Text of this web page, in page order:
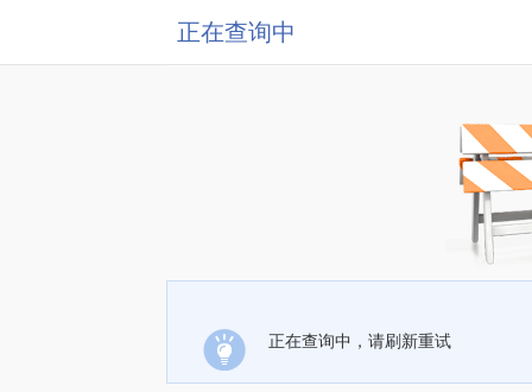
正在查询中
正在查询中，请刷新重试